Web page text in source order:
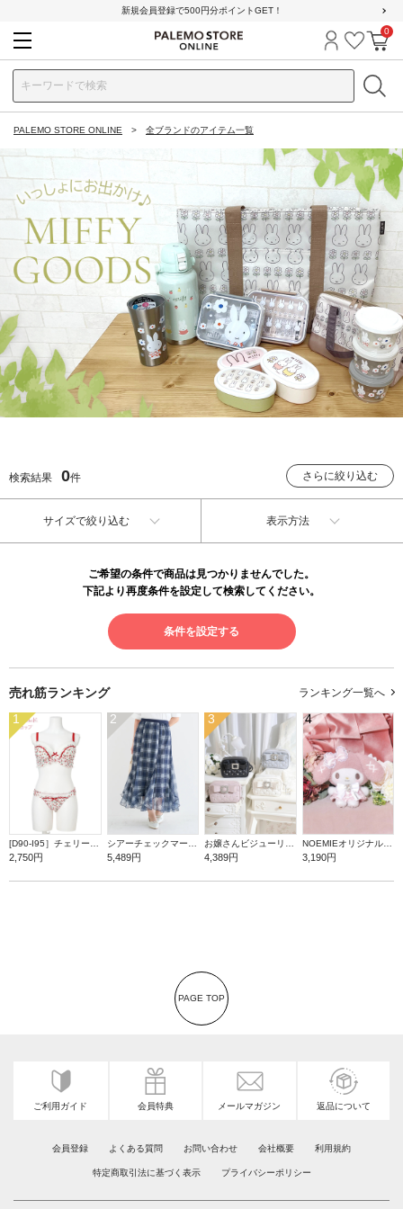
新規会員登録で500円分ポイントGET！
ログイン
お気に
カ
0
PALEMO STORE ONLINE 全ブランドのアイテム一覧
検索結果 0件 さらに絞り込む
サイズで絞り込む 表示方法
ご希望の条件で商品は見つかりませんでした。
下記より再度条件を設定して検索してください。
条件を設定する
売れ筋ランキング ランキング一覧へ
1
2,750円
2
5,489円
3
4,389円
4
NOEMIEオリジナル マイメロディぬいぐるみキーホルダー
3,190円
PAGE TOP
ご利用ガイド 会員特典 メールマガジン 返品について
会員登録 よくある質問 お問い合わせ 会社概要 利用規約
特定商取引法に基づく表示 プライバシーポリシー